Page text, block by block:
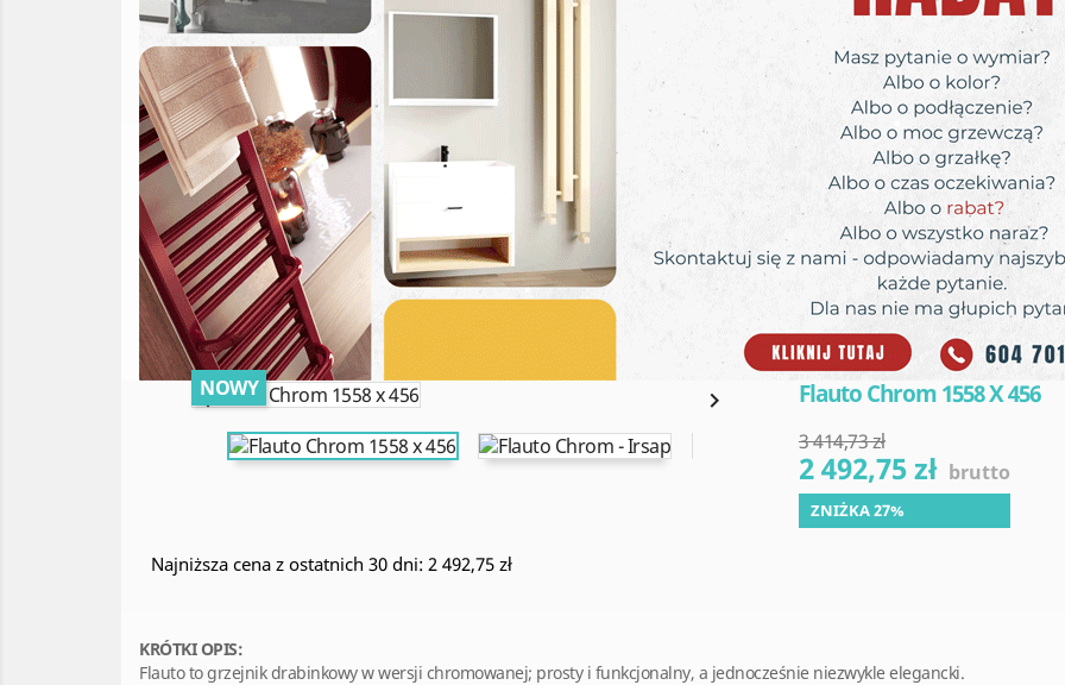
NOWY
  Flauto Chrom 1558 X 456
3 414,73 zł
2 492,75 zł brutto
ZNIŻKA 27%
Najniższa cena z ostatnich 30 dni: 2 492,75 zł
KRÓTKI OPIS:
Flauto to grzejnik drabinkowy w wersji chromowanej; prosty i funkcjonalny, a jednocześnie niezwykle elegancki.